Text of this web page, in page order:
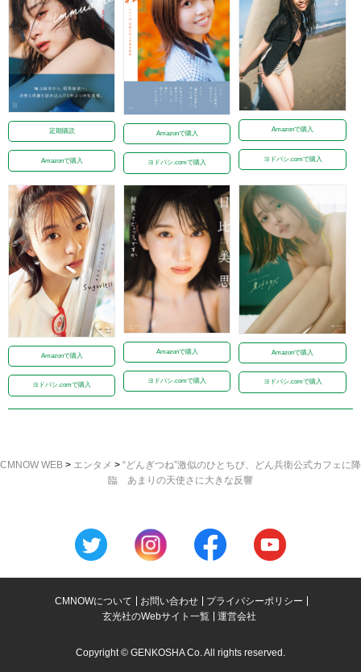
定期購読
Amazonで購入
Amazonで購入
ヨドバシ.comで購入
Amazonで購入
ヨドバシ.comで購入
Amazonで購入
ヨドバシ.comで購入
Amazonで購入
ヨドバシ.comで購入
Amazonで購入
ヨドバシ.comで購入
CMNOW WEB > エンタメ > “どんぎつね”激似のひとちび、どん兵衛公式カフェに降
臨 あまりの天使さに大きな反響
CMNOWについて お問い合わせ
プライバシーポリシー
玄光社のWebサイト一覧
運営会社
Copyright © GENKOSHA Co. All rights reserved.